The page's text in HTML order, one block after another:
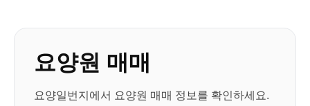
요양원 매매
요양일번지에서 요양원 매매 정보를 확인하세요.